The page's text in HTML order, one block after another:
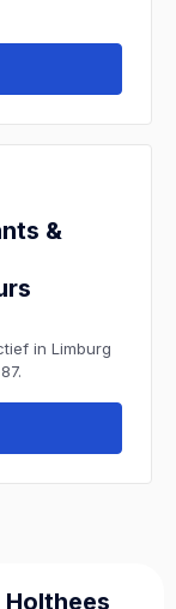
&
in Limburg